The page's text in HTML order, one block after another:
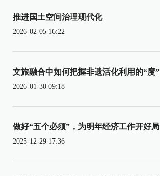
推进国土空间治理现代化
2026-02-05 16:22
文旅融合中如何把握非遗活化利用的“度”
2026-01-30 09:18
做好“五个必须”，为明年经济工作开好局
2025-12-29 17:36